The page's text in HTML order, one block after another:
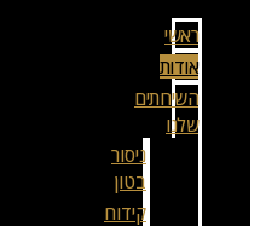
ראשי
אודות
השירותים
שלנו
ניסור
בטון
קידוח